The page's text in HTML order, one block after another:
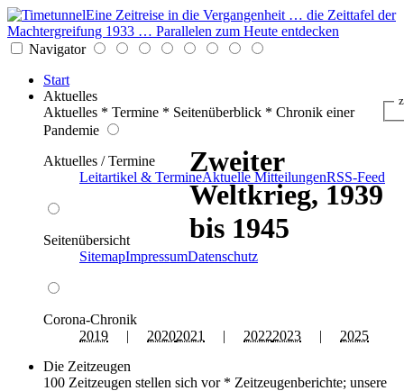
Eine Zeitreise in die Vergangenheit … die Zeittafel der
Machtergreifung 1933 … Parallelen zum Heute entdecken
Navigator
Start
Aktuelles
Aktuelles * Termine * Seitenüberblick * Chronik einer
Pandemie
Aktuelles / Termine
Leitartikel & TermineAktuelle MitteilungenRSS-Feed
Seitenübersicht
SitemapImpressumDatenschutz
Corona-Chronik
2019 | 20202021 | 20222023 | 2025
Die Zeitzeugen
100 Zeitzeugen stellen sich vor * Zeitzeugenberichte; unsere
Zweiter
Weltkrieg, 1939
bis 1945